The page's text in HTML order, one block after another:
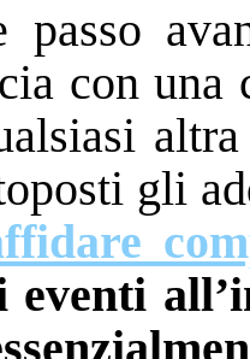
passo
con una
gli
eventi